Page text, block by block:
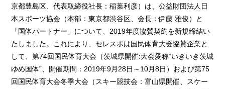
京都豊島区、代表取締役社長：稲葉利彦）は、公益財団法人日
本スポーツ協会（本部：東京都渋谷区、会長：伊藤 雅俊）と
「国体パートナー」について、2019年度協賛契約を新規締結い
たしました。これにより、セレスポは国民体育大会協賛企業と
して、第74回国民体育大会（茨城県開催:大会愛称‟いきいき茨城
ゆめ国体”、開催期間：2019年9月28日～10月8日）および第75
回国民体育大会冬季大会（スキー競技会：富山県開催、スケー